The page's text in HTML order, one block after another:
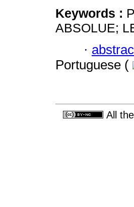
Keywords :
ABSOLUE;
·
Portuguese (
All